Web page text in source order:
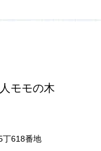
モモの木
丁618番地